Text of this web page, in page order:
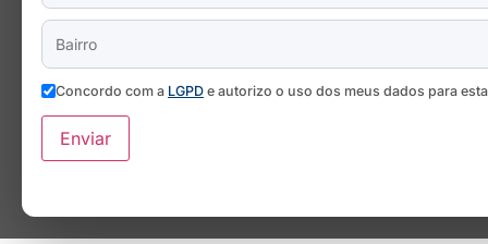
Concordo com a LGPD e autorizo o uso dos meus dados para
Enviar